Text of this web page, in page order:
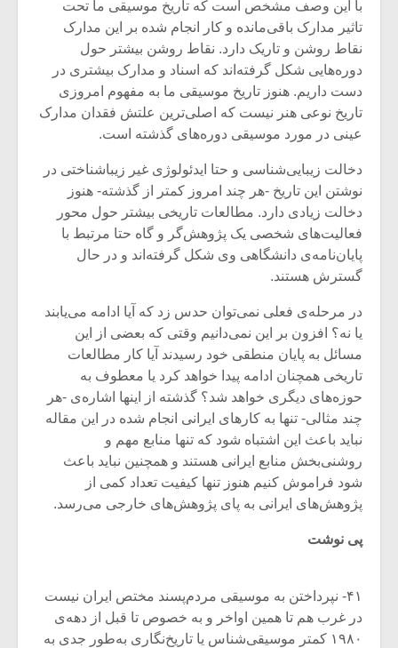
با این وصف مشخص است که تاریخ موسیقی ما تحت
تاثیر مدارک باقی‌مانده و کار انجام شده بر این مدارک
نقاط روشن و تاریک دارد. نقاط روشن بیشتر حول
دوره‌هایی شکل گرفته‌اند که اسناد و مدارک بیشتری در
دست داریم. هنوز تاریخ موسیقی ما به مفهوم امروزی
تاریخ نوعی هنر نیست که اصلی‌ترین علتش فقدان مدارک
عینی در مورد موسیقی دوره‌های گذشته است.
دخالت زیبایی‌شناسی و حتا ایدئولوژی غیر زیباشناختی در
نوشتن این تاریخ -هر چند امروز کمتر از گذشته- هنوز
دخالت زیادی دارد. مطالعات تاریخی بیشتر حول محور
فعالیت‌های شخصی یک پژوهش‌گر و گاه حتا مرتبط با
پایان‌نامه‌ی دانشگاهی وی شکل گرفته‌اند و در حال
گسترش هستند.
در مرحله‌ی فعلی نمی‌توان حدس زد که آیا ادامه می‌یابند
یا نه؟ افزون بر این نمی‌دانیم وقتی که بعضی از این
مسائل به پایان منطقی خود رسیدند آیا کار مطالعات
تاریخی همچنان ادامه پیدا خواهد کرد یا معطوف به
حوزه‌های دیگری خواهد شد؟ گذشته از اینها اشاره‌ی -هر
چند مثالی- تنها به کارهای ایرانی انجام شده در این مقاله
نباید باعث این اشتباه شود که تنها منابع مهم و
روشنی‌بخش منابع ایرانی هستند و همچنین نباید باعث
شود فراموش کنیم هنوز تنها کیفیت تعداد کمی از
پژوهش‌های ایرانی به پای پژوهش‌های خارجی می‌‌رسد.
پی نوشت
۴۱- نپرداختن به موسیقی مردم‌پسند مختص ایران نیست
در غرب هم تا همین اواخر و به خصوص تا قبل از دهه‌ی
۱۹۸۰ کمتر موسیقی‌شناس یا تاریخ‌نگاری به‌طور جدی به